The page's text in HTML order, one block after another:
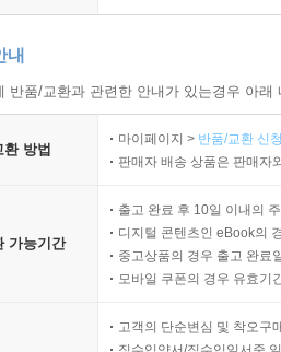
내
반품/교환과 관련한 안내가 있는경우 아
환 방법
마이페이지 > 반품/교환 신
판매자 배송 상품은 판매자
가능기간
출고 완료 후 10일 이내의
디지털 콘텐츠인 eBook의
중고상품의 경우 출고 완료
모바일 쿠폰의 경우 유효기
고객의 단순변심 및 착오구